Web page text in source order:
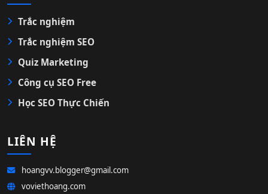
Trắc nghiệm
Trắc nghiệm SEO
Quiz Marketing
Công cụ SEO Free
Học SEO Thực Chiến
LIÊN HỆ
hoangvv.blogger@gmail.com
voviethoang.com